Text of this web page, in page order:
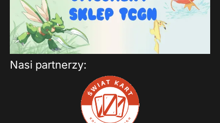
Nasi partnerzy: